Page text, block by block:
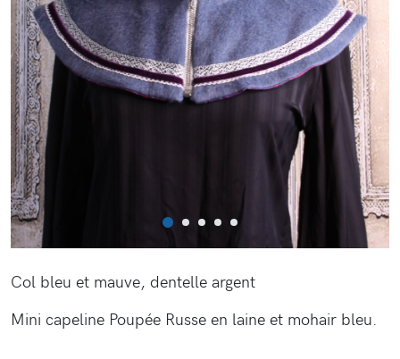
Col bleu et mauve, dentelle argent
Mini capeline Poupée Russe en laine et mohair bleu.